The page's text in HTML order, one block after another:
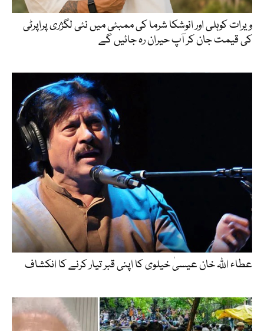
ویرات کوہلی اور انوشکا شرما کی ممبئی میں نئی لگژری پراپرٹی
کی قیمت جان کر آپ حیران رہ جائیں گے
عطاء اللّٰہ خان عیسیٰ خیلوی کا اپنی قبر تیار کرنے کا انکشاف